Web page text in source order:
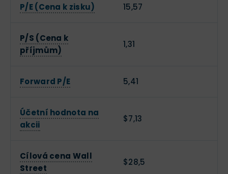
P/E (Cena k zisku) 15,57
P/S (Cena k
příjmům)
1,31
Forward P/E 5,41
Účetní hodnota na
akcii
$7,13
Cílová cena Wall
Street
$28,5